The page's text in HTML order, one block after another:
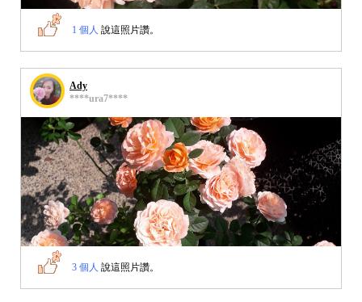
1 個人 說這照片讚。
Ady
****ura7****
3 個人 說這照片讚。